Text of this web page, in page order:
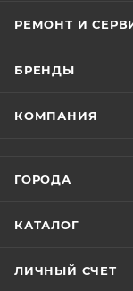
РЕМОНТ И
БРЕНДЫ
КОМПАНИЯ
ГОРОДА
КАТАЛОГ
ЛИЧНЫЙ СЧЕТ